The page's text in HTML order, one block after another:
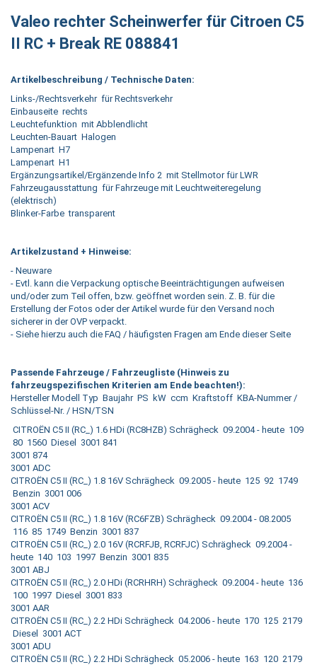
Valeo rechter Scheinwerfer für Citroen C5
II RC + Break RE 088841
Artikelbeschreibung / Technische Daten:
Links-/Rechtsverkehr für Rechtsverkehr
Einbauseite rechts
Leuchtefunktion mit Abblendlicht
Leuchten-Bauart Halogen
Lampenart H7
Lampenart H1
Ergänzungsartikel/Ergänzende Info 2 mit Stellmotor für LWR
Fahrzeugausstattung für Fahrzeuge mit Leuchtweiteregelung
(elektrisch)
Blinker-Farbe transparent
Artikelzustand + Hinweise:
- Neuware
- Evtl. kann die Verpackung optische Beeinträchtigungen aufweisen
und/oder zum Teil offen, bzw. geöffnet worden sein. Z. B. für die
Erstellung der Fotos oder der Artikel wurde für den Versand noch
sicherer in der OVP verpackt.
- Siehe hierzu auch die FAQ / häufigsten Fragen am Ende dieser Seite
Passende Fahrzeuge / Fahrzeugliste (Hinweis zu
fahrzeugspezifischen Kriterien am Ende beachten!):
Hersteller Modell Typ Baujahr PS kW ccm Kraftstoff KBA-Nummer /
Schlüssel-Nr. / HSN/TSN
CITROËN C5 II (RC_) 1.6 HDi (RC8HZB) Schrägheck 09.2004 - heute 109
80 1560 Diesel 3001 841
3001 874
3001 ADC
CITROËN C5 II (RC_) 1.8 16V Schrägheck 09.2005 - heute 125 92 1749
Benzin 3001 006
3001 ACV
CITROËN C5 II (RC_) 1.8 16V (RC6FZB) Schrägheck 09.2004 - 08.2005
116 85 1749 Benzin 3001 837
CITROËN C5 II (RC_) 2.0 16V (RCRFJB, RCRFJC) Schrägheck 09.2004 -
heute 140 103 1997 Benzin 3001 835
3001 ABJ
CITROËN C5 II (RC_) 2.0 HDi (RCRHRH) Schrägheck 09.2004 - heute 136
100 1997 Diesel 3001 833
3001 AAR
CITROËN C5 II (RC_) 2.2 HDi Schrägheck 04.2006 - heute 170 125 2179
Diesel 3001 ACT
3001 ADU
CITROËN C5 II (RC_) 2.2 HDi Schrägheck 05.2006 - heute 163 120 2179